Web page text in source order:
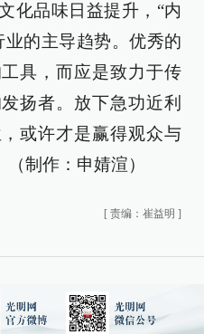
化品味日益提升，“内
的主导趋势。优秀的
具，而应是致力于传
扬者。放下急功近利
或许才是赢得观众与
制作：申婧渲）
[ 责编：崔益明 ]